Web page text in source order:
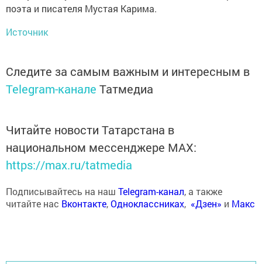
поэта и писателя Мустая Карима.
Источник
Следите за самым важным и интересным в
Telegram-канале Татмедиа
Читайте новости Татарстана в
национальном мессенджере MАХ:
https://max.ru/tatmedia
Подписывайтесь на наш Telegram-канал, а также
читайте нас Вконтакте,Одноклассниках, «Дзен» и Макс